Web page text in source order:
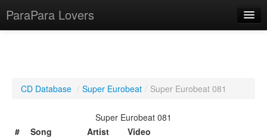
ParaPara Lovers
TechPara Video Database
CD Database / Super Eurobeat / Super Eurobeat 081
Super Eurobeat 081
#
Song Artist
Video